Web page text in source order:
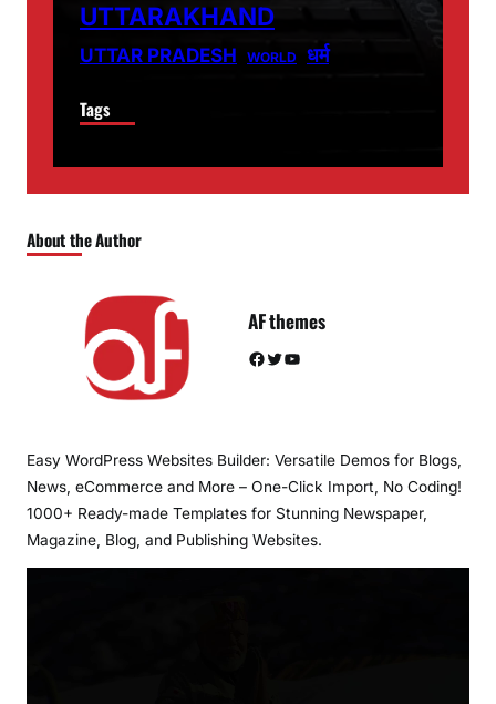
UTTARAKHAND
UTTAR PRADESH WORLD धर्म
Tags
About the Author
AF themes
Facebook Twitter YouTube
Easy WordPress Websites Builder: Versatile Demos for Blogs,
News, eCommerce and More – One-Click Import, No Coding!
1000+ Ready-made Templates for Stunning Newspaper,
Magazine, Blog, and Publishing Websites.